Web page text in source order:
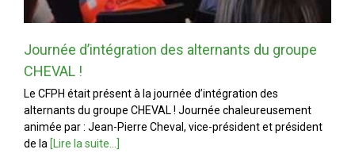
Journée d’intégration des alternants du groupe
CHEVAL !
Le CFPH était présent à la journée d’intégration des
alternants du groupe CHEVAL ! Journée chaleureusement
animée par : Jean-Pierre Cheval, vice-président et président
de la [Lire la suite...]